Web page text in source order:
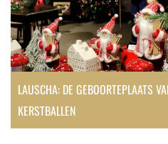
LAUSCHA: DE GEBOORTEPLAATS
KERSTBALLEN